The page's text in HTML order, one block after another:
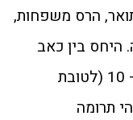
הרס משפחות,
היחס בין כאב
הניתוח לבין סבל החולה הוא 90 ל – 10 (לטובת
תרומה